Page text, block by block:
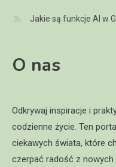
Jakie są funkcje AI w
O nas
Odkrywaj inspiracje i
codzienne życie. Ten
ciekawych świata, które
czerpać radość z